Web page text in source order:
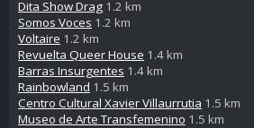
Dita Show Drag 1.2 km
Somos Voces 1.2 km
Voltaire 1.2 km
Revuelta Queer House 1.4 km
Barras Insurgentes 1.4 km
Rainbowland 1.5 km
Centro Cultural Xavier Villaurrutia 1.5 km
Museo de Arte Transfemenino 1.5 km